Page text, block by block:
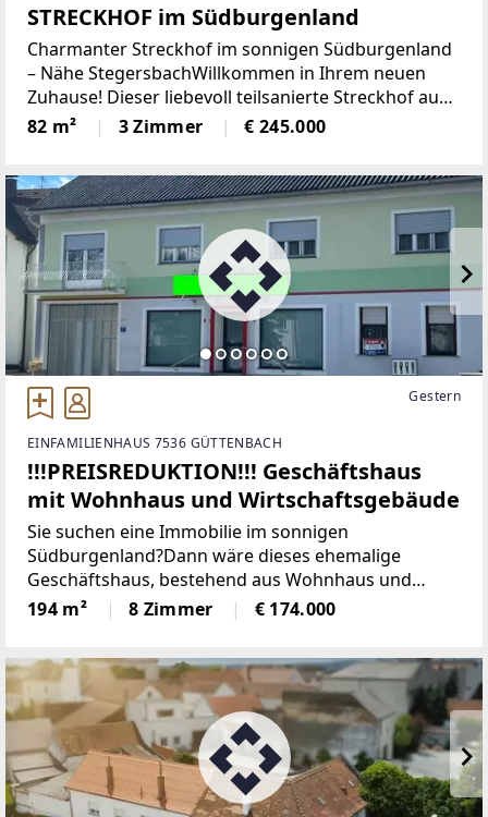
STRECKHOF im Südburgenland
Charmanter Streckhof im sonnigen Südburgenland
– Nähe StegersbachWillkommen in Ihrem neuen
Zuhause! Dieser liebevoll teilsanierte Streckhof aus
den 1940er-Jahren verbindet den Charme
traditioneller Bauweise mit modernen
82 m² 3 Zimmer € 245.000
Gestern
EINFAMILIENHAUS 7536 GÜTTENBACH
!!!PREISREDUKTION!!! Geschäftshaus
mit Wohnhaus und Wirtschaftsgebäude
Sie suchen eine Immobilie im sonnigen
Südburgenland?Dann wäre dieses ehemalige
Geschäftshaus, bestehend aus Wohnhaus und
Wirtschaftsgebäude in der Golf- und
Thermenregion genau das "Richtige".Mit diesem
194 m² 8 Zimmer € 174.000